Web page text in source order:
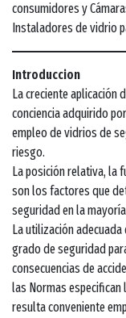
consumidores y
Instaladores de vidrio
Introduccion
La creciente aplicación
conciencia adquirido
empleo de vidrios de
riesgo.
La posición relativa, la
son los factores que
seguridad en la
La utilización
grado de seguridad
consecuencias de
las Normas
resulta conveniente